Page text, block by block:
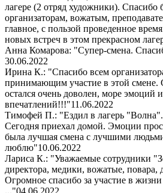
лагере (2 отряд художники). Спасибо
организаторам, вожатым,
главное, с пользой проведенное
новых встреч в этом прекрасном
Анна Комарова: "Супер-смена.
30.06.2022
Ирина К.: "Спасибо всем
принимающим участие в этой смене.
остался очень доволен, море эмоций и
впечатлений!!!"11.06.2022
Тимофей П.: "Ездил в лагерь
Сегодня приехал домой. Эмоции
была лучшая смена с лучшими
люблю"10.06.2022
Лариса К.: "Уважаемые сотрудники
директора, медики, вожатые, повара,
Огромное спасибо за участие в
..."04.06.2022